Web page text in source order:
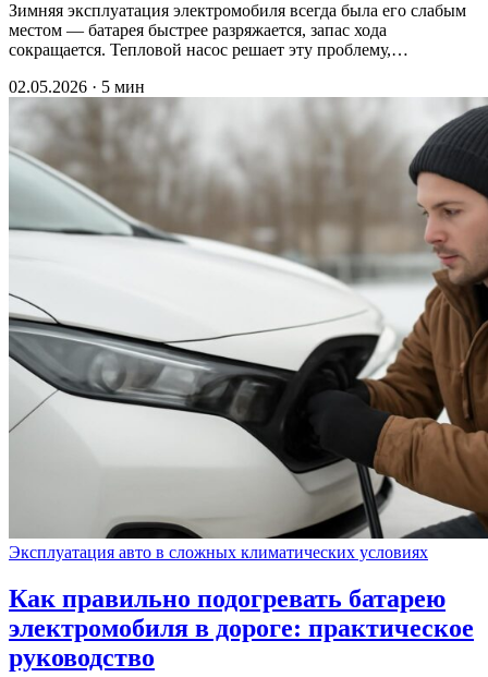
Зимняя эксплуатация электромобиля всегда была его слабым
местом — батарея быстрее разряжается, запас хода
сокращается. Тепловой насос решает эту проблему,…
02.05.2026 · 5 мин
Эксплуатация авто в сложных климатических условиях
Как правильно подогревать батарею
электромобиля в дороге: практическое
руководство